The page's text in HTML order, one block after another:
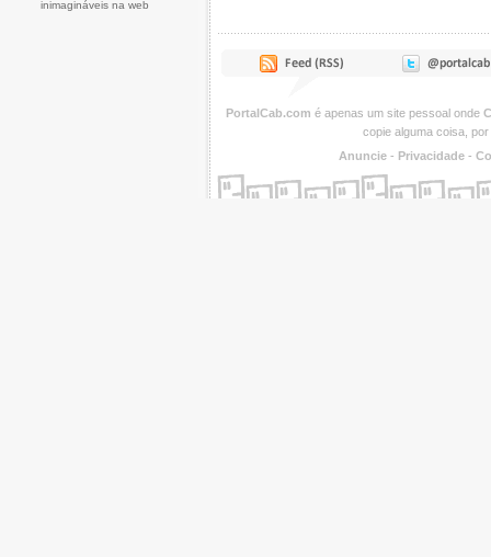
inimagináveis na web
PortalCab.com é apenas um site pessoal onde
copie alguma coisa,
Anuncie - Privacidade -